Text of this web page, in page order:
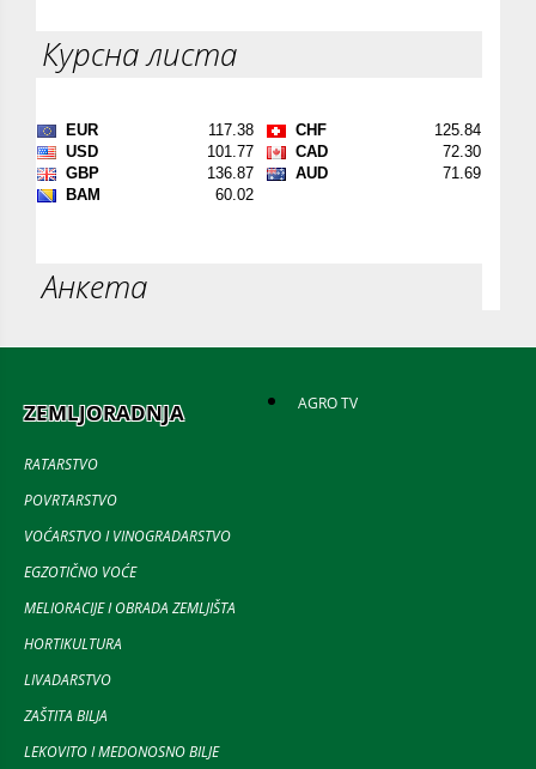
Курсна листа
Анкета
ZEMLJORADNJA
RATARSTVO
POVRTARSTVO
VOĆARSTVO I VINOGRADARSTVO
EGZOTIČNO VOĆE
MELIORACIJE I OBRADA ZEMLJIŠTA
HORTIKULTURA
LIVADARSTVO
ZAŠTITA BILJA
LEKOVITO I MEDONOSNO BILJE
AGRO TV